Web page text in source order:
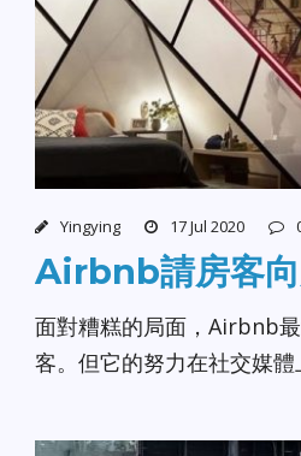
Yingying 17 Jul 2020
Airbnb請房客
面對糟糕的局面，Airbnb
客。但它的努力在社交媒體